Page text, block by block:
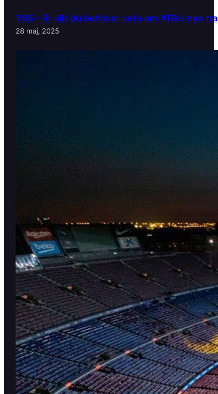
V85 – är allt du behöver veta om ATG:s nya
28 maj, 2025